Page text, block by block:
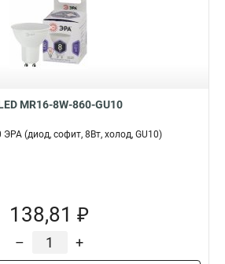
MR16-8W-860-GU10
ЭРА (диод, софит, 8Вт, холод, GU10)
138,81 ₽
– +